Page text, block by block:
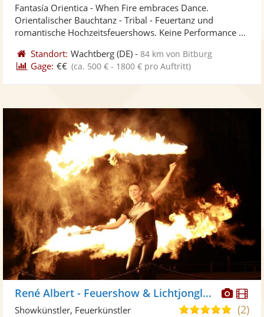
Sternen
Fantasía Orientica - When Fire embraces Dance.
Orientalischer Bauchtanz - Tribal - Feuertanz und
romantische Hochzeitsfeuershows. Keine Performance ...
Standort: Wachtberg (DE) -84 km von Bitburg
Gage: €€ (ca. 500 € - 1800 € pro Auftritt)
René Albert - Feuershow & Lichtjonglage
5,0(2)
Showkünstler, Feuerkünstler